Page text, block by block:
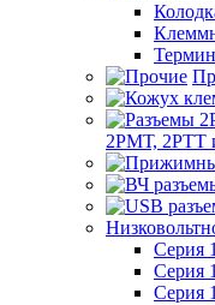
2РМТ, 2РТТ
Серия
Серия
Серия